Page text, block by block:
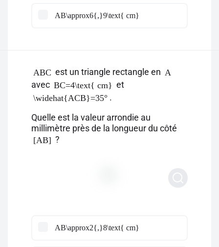
AB\approx6{,}9\text{ cm}
ABC est un triangle rectangle en A
avec BC=4\text{ cm} et
\widehat{ACB}=35° .
Quelle est la valeur arrondie au
millimètre près de la longueur du côté
[AB] ?
AB\approx2{,}8\text{ cm}